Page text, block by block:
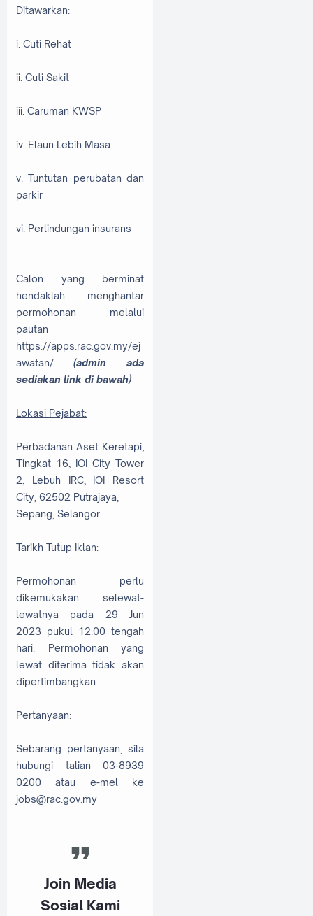
Ditawarkan:
i. Cuti Rehat
ii. Cuti Sakit
iii. Caruman KWSP
iv. Elaun Lebih Masa
v. Tuntutan perubatan dan
parkir
vi. Perlindungan insurans
Calon yang berminat
hendaklah menghantar
permohonan melalui
pautan
https://apps.rac.gov.my/ej
awatan/ (admin ada
sediakan link di bawah)
Lokasi Pejabat:
Perbadanan Aset Keretapi,
Tingkat 16, IOI City Tower
2, Lebuh IRC, IOI Resort
City, 62502 Putrajaya,
Sepang, Selangor
Tarikh Tutup Iklan:
Permohonan perlu
dikemukakan selewat-
lewatnya pada 29 Jun
2023 pukul 12.00 tengah
hari. Permohonan yang
lewat diterima tidak akan
dipertimbangkan.
Pertanyaan:
Sebarang pertanyaan, sila
hubungi talian 03-8939
0200 atau e-mel ke
jobs@rac.gov.my
Join Media
Sosial Kami